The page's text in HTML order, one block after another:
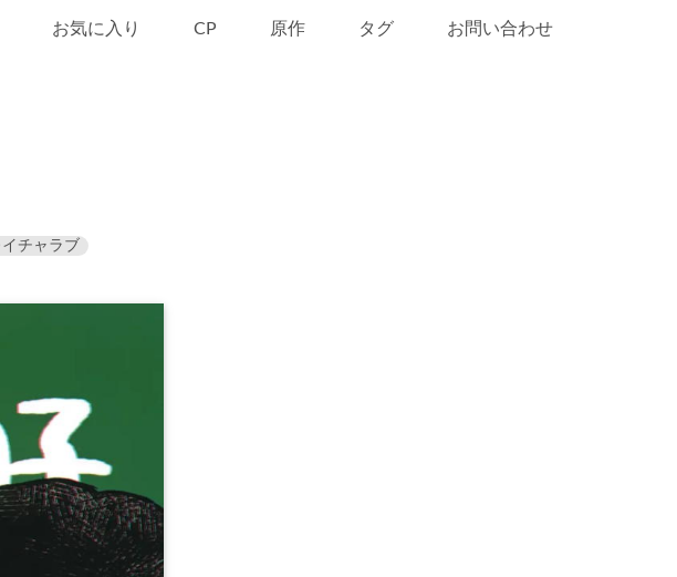
お気に入り CP 原作 タグ お問い合わせ
イチャラブ